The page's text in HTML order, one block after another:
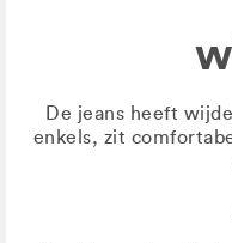
De jeans heeft
enkels, zit